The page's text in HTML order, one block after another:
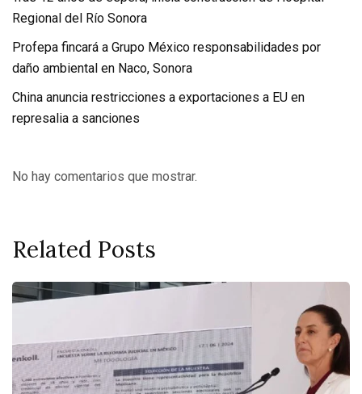
Regional del Río Sonora
Profepa fincará a Grupo México responsabilidades por
daño ambiental en Naco, Sonora
China anuncia restricciones a exportaciones a EU en
represalia a sanciones
No hay comentarios que mostrar.
Related Posts